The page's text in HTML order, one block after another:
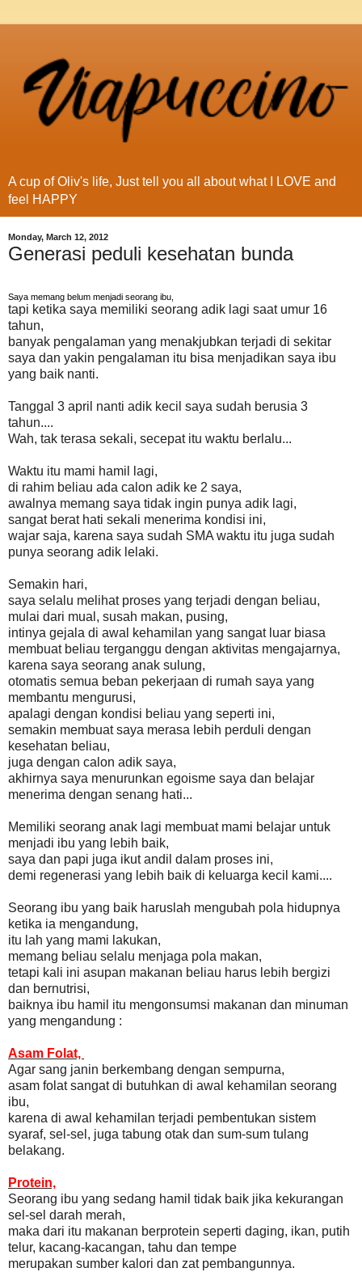
A cup of Oliv's life, Just tell you all about what I LOVE and
feel HAPPY
Monday, March 12, 2012
Generasi peduli kesehatan bunda
Saya memang belum menjadi seorang ibu,
tapi ketika saya memiliki seorang adik lagi saat umur 16
tahun,
banyak pengalaman yang menakjubkan terjadi di sekitar
saya dan yakin pengalaman itu bisa menjadikan saya ibu
yang baik nanti.
Tanggal 3 april nanti adik kecil saya sudah berusia 3
tahun....
Wah, tak terasa sekali, secepat itu waktu berlalu...
Waktu itu mami hamil lagi,
di rahim beliau ada calon adik ke 2 saya,
awalnya memang saya tidak ingin punya adik lagi,
sangat berat hati sekali menerima kondisi ini,
wajar saja, karena saya sudah SMA waktu itu juga sudah
punya seorang adik lelaki.
Semakin hari,
saya selalu melihat proses yang terjadi dengan beliau,
mulai dari mual, susah makan, pusing,
intinya gejala di awal kehamilan yang sangat luar biasa
membuat beliau terganggu dengan aktivitas mengajarnya,
karena saya seorang anak sulung,
otomatis semua beban pekerjaan di rumah saya yang
membantu mengurusi,
apalagi dengan kondisi beliau yang seperti ini,
semakin membuat saya merasa lebih perduli dengan
kesehatan beliau,
juga dengan calon adik saya,
akhirnya saya menurunkan egoisme saya dan belajar
menerima dengan senang hati...
Memiliki seorang anak lagi membuat mami belajar untuk
menjadi ibu yang lebih baik,
saya dan papi juga ikut andil dalam proses ini,
demi regenerasi yang lebih baik di keluarga kecil kami....
Seorang ibu yang baik haruslah mengubah pola hidupnya
ketika ia mengandung,
itu lah yang mami lakukan,
memang beliau selalu menjaga pola makan,
tetapi kali ini asupan makanan beliau harus lebih bergizi
dan bernutrisi,
baiknya ibu hamil itu mengonsumsi makanan dan minuman
yang mengandung :
Asam Folat,
Agar sang janin berkembang dengan sempurna,
asam folat sangat di butuhkan di awal kehamilan seorang
ibu,
karena di awal kehamilan terjadi pembentukan sistem
syaraf, sel-sel, juga tabung otak dan sum-sum tulang
belakang.
Protein,
Seorang ibu yang sedang hamil tidak baik jika kekurangan
sel-sel darah merah,
maka dari itu makanan berprotein seperti daging, ikan, putih
telur, kacang-kacangan, tahu dan tempe
merupakan sumber kalori dan zat pembangunnya.